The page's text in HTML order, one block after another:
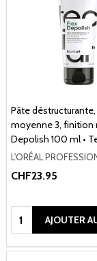
Pâte
moyenne 3, finition
Depolish 100 ml •
L'ORÉAL
CHF23.95
Quantité:AJOUTER